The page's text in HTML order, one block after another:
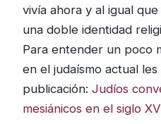
vivía ahora y al igual
una doble identidad
Para entender un poco
en el judaísmo actual
publicación: Judíos
mesiánicos en el siglo